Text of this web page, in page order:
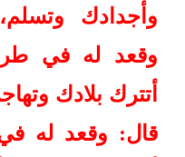
وأجدادك
وقعد له في
أتترك بلادك
قال: وقعد له